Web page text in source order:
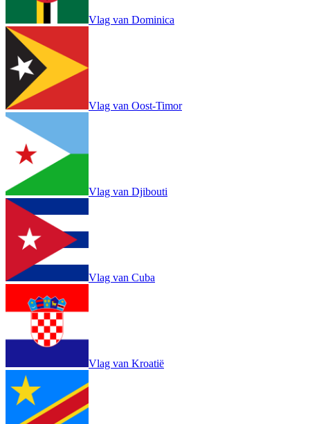
Vlag van Dominica
Vlag van Oost-Timor
Vlag van Djibouti
Vlag van Cuba
Vlag van Kroatië